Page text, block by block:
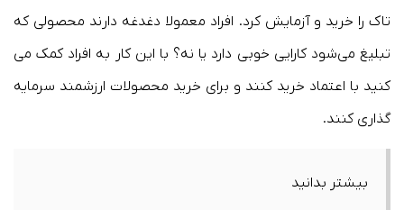
تاک را خرید و آزمایش کرد. افراد معمولا دغدغه دارند محصولی که
تبلیغ می‌شود کارایی خوبی دارد یا نه؟ با این کار به افراد کمک می
کنید با اعتماد خرید کنند و برای خرید محصولات ارزشمند سرمایه
گذاری کنند.
بیشتر بدانید